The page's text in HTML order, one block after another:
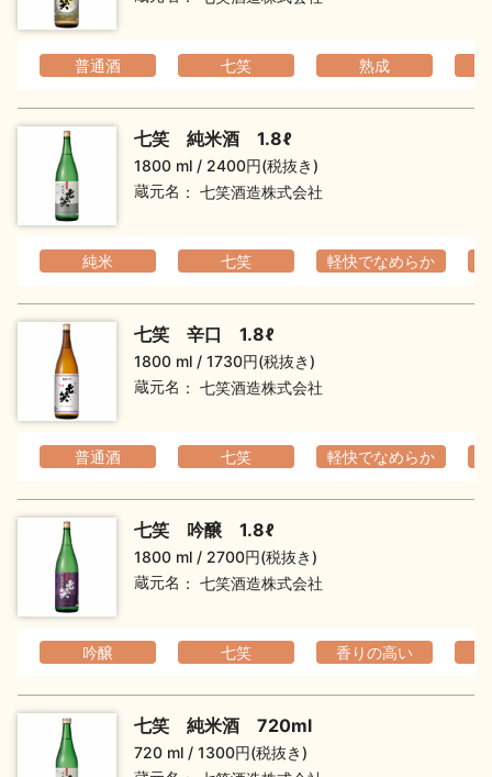
普通酒 七笑 熟成
七笑 純米酒 1.8ℓ
1800 ml
2400円(税抜き)
蔵元名
七笑酒造株式会社
純米 七笑 軽快でなめらか
七笑 辛口 1.8ℓ
1800 ml
1730円(税抜き)
蔵元名
七笑酒造株式会社
普通酒 七笑 軽快でなめらか
七笑 吟醸 1.8ℓ
1800 ml
2700円(税抜き)
蔵元名
七笑酒造株式会社
吟醸 七笑 香りの高い
七笑 純米酒 720ml
720 ml
1300円(税抜き)